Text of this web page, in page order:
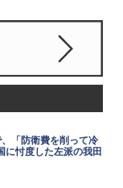
「防衛費を削って冷
に忖度した左派の我田